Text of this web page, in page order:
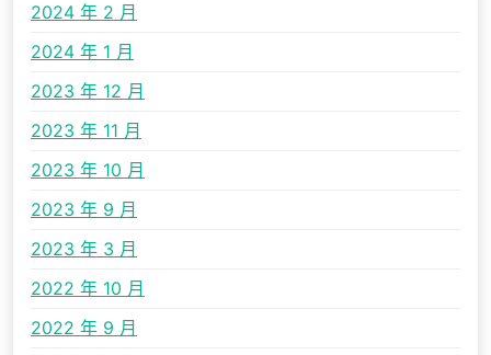
2024 年 2 月
2024 年 1 月
2023 年 12 月
2023 年 11 月
2023 年 10 月
2023 年 9 月
2023 年 3 月
2022 年 10 月
2022 年 9 月